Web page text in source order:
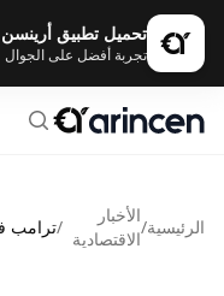
تحميل تطبيق أرينسن
تجربة أفضل على الجوال
الرئيسية/
الأخبار
الاقتصادية
/